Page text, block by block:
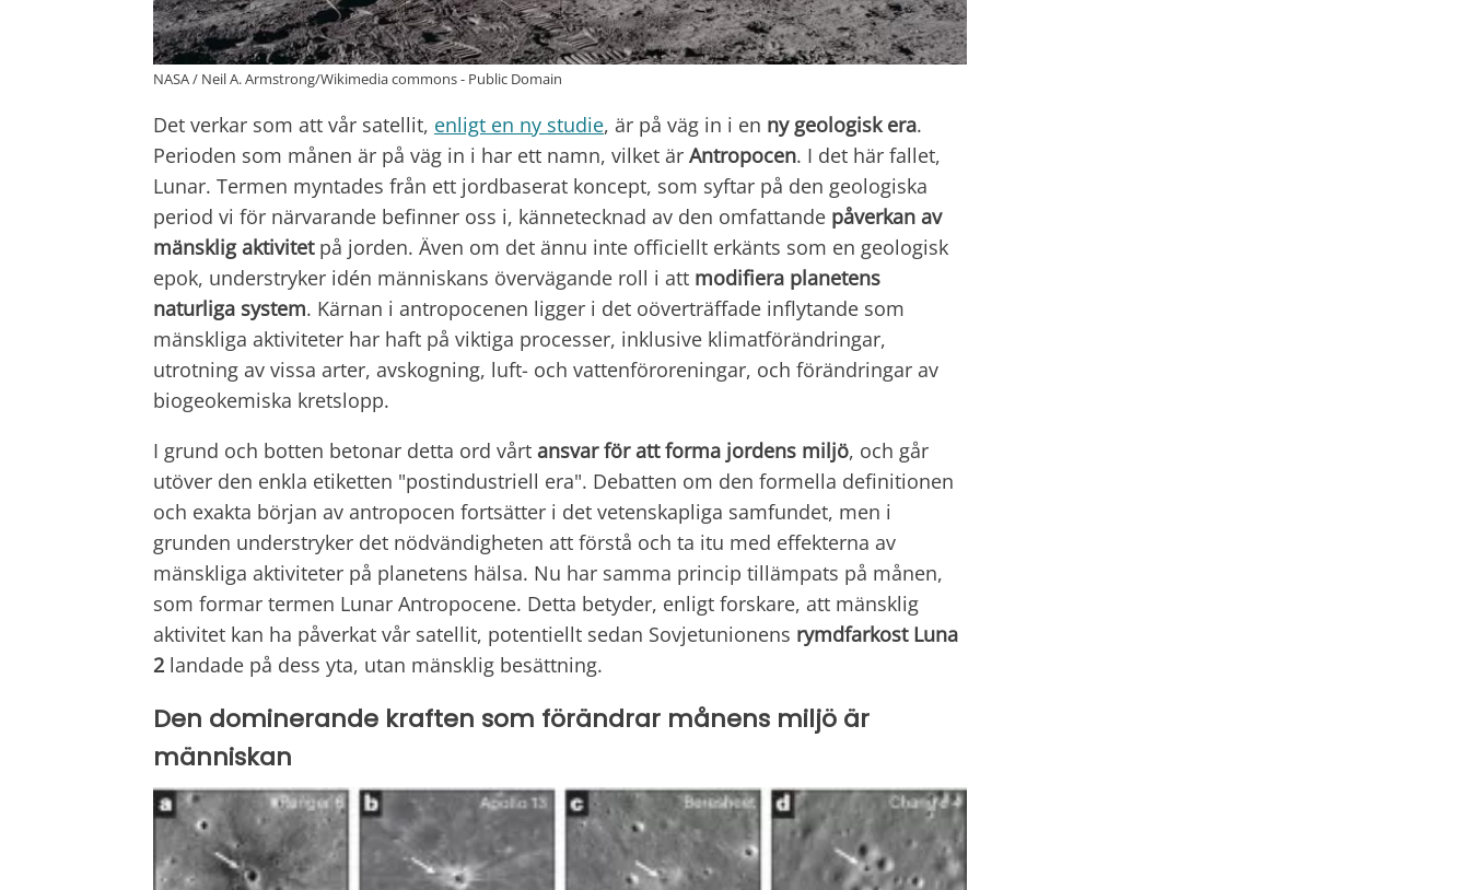
NASA / Neil A. Armstrong/Wikimedia commons - Public Domain
Det verkar som att vår satellit, enligt en ny studie, är på väg in i en ny geologisk era.
Perioden som månen är på väg in i har ett namn, vilket är Antropocen. I det här fallet,
Lunar. Termen myntades från ett jordbaserat koncept, som syftar på den geologiska
period vi för närvarande befinner oss i, kännetecknad av den omfattande påverkan av
mänsklig aktivitetpå jorden. Även om det ännu inte officiellt erkänts som en geologisk
epok, understryker idén människans övervägande roll i att modifiera planetens
naturliga system. Kärnan i antropocenen ligger i det oöverträffade inflytande som
mänskliga aktiviteter har haft på viktiga processer, inklusive klimatförändringar,
utrotning av vissa arter, avskogning, luft- och vattenföroreningar, och förändringar av
biogeokemiska kretslopp.
I grund och botten betonar detta ord vårt ansvar för att forma jordens miljö, och går
utöver den enkla etiketten "postindustriell era". Debatten om den formella definitionen
och exakta början av antropocen fortsätter i det vetenskapliga samfundet, men i
grunden understryker det nödvändigheten att förstå och ta itu med effekterna av
mänskliga aktiviteter på planetens hälsa. Nu har samma princip tillämpats på månen,
som formar termen Lunar Antropocene. Detta betyder, enligt forskare, att mänsklig
aktivitet kan ha påverkat vår satellit, potentiellt sedan Sovjetunionens rymdfarkost Luna
2 landade på dess yta, utan mänsklig besättning.
Den dominerande kraften som förändrar månens miljö är
människan